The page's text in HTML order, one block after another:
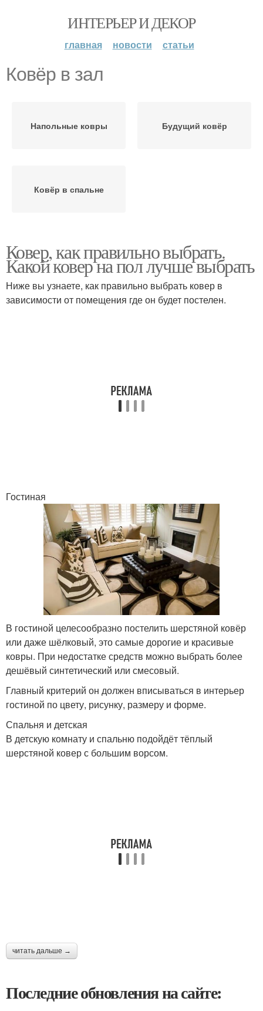
ИНТЕРЬЕР И ДЕКОР
главная новости статьи
Ковёр в зал
Напольные ковры Будущий ковёр
Ковёр в спальне
Ковер, как правильно выбрать.
Какой ковер на пол лучше выбрать
Ниже вы узнаете, как правильно выбрать ковер в
зависимости от помещения где он будет постелен.
Гостиная
В гостиной целесообразно постелить шерстяной ковёр
или даже шёлковый, это самые дорогие и красивые
ковры. При недостатке средств можно выбрать более
дешёвый синтетический или смесовый.
Главный критерий он должен вписываться в интерьер
гостиной по цвету, рисунку, размеру и форме.
Спальня и детская
В детскую комнату и спальню подойдёт тёплый
шерстяной ковер с большим ворсом.
читать дальше →
Последние обновления на сайте: